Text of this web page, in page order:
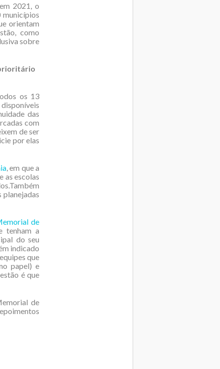
2021, o
orientam
como
sobre
os 13
das
com
de ser
por elas
, em que a
as escolas
de
tenham a
do seu
indicado
que
papel) e
é que
de